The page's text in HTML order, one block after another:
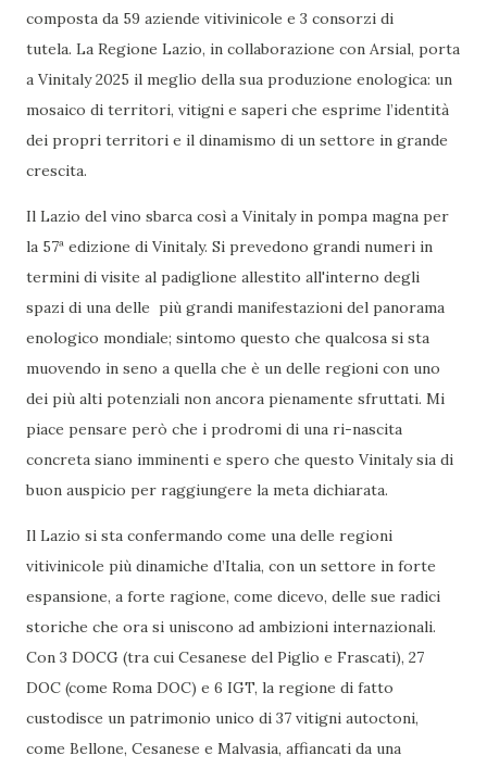
composta da 59 aziende vitivinicole e 3 consorzi di
tutela. La Regione Lazio, in collaborazione con Arsial, porta
a Vinitaly 2025 il meglio della sua produzione enologica: un
mosaico di territori, vitigni e saperi che esprime l’identità
dei propri territori e il dinamismo di un settore in grande
crescita.
Il Lazio del vino sbarca così a Vinitaly in pompa magna per
la 57ª edizione di Vinitaly. Si prevedono grandi numeri in
termini di visite al padiglione allestito all'interno degli
spazi di una delle più grandi manifestazioni del panorama
enologico mondiale; sintomo questo che qualcosa si sta
muovendo in seno a quella che è un delle regioni con uno
dei più alti potenziali non ancora pienamente sfruttati. Mi
piace pensare però che i prodromi di una ri-nascita
concreta siano imminenti e spero che questo Vinitaly sia di
buon auspicio per raggiungere la meta dichiarata.
Il Lazio si sta confermando come una delle regioni
vitivinicole più dinamiche d’Italia, con un settore in forte
espansione, a forte ragione, come dicevo, delle sue radici
storiche che ora si uniscono ad ambizioni internazionali.
Con 3 DOCG (tra cui Cesanese del Piglio e Frascati), 27
DOC (come Roma DOC) e 6 IGT, la regione di fatto
custodisce un patrimonio unico di 37 vitigni autoctoni,
come Bellone, Cesanese e Malvasia, affiancati da una